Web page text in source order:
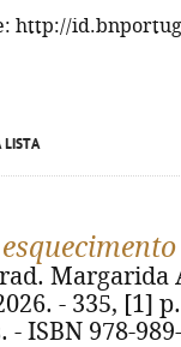
http://
LISTA
Margarida
- 335, [1]
- ISBN 978-